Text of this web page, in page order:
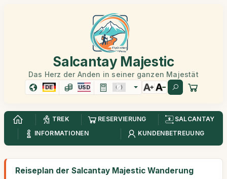
Salcantay Majestic
Das Herz der Anden in seiner ganzen Majestät
DE USD
TREK RESERVIERUNG
SALCANTAY
INFORMATIONEN
KUNDENBETREUUNG
Reiseplan der Salcantay Majestic Wanderung